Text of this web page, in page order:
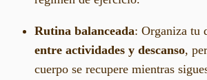
Rutina balanceada: Organiza tu
entre actividades y descanso,
cuerpo se recupere mientras